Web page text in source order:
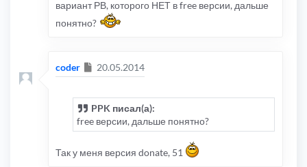
вариант РВ, которого НЕТ в free версии, дальше
понятно?
coder Сообщение
20.05.2014
PPK писал(а):
free версии, дальше понятно?
Так у меня версия donate, 51